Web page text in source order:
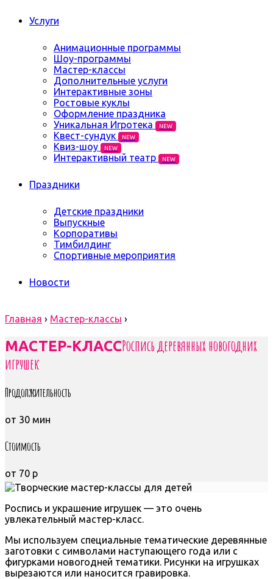
Услуги
Анимационные программы
Шоу-программы
Мастер-классы
Дополнительные услуги
Интерактивные зоны
Ростовые куклы
Оформление праздника
Уникальная Игротека
NEW
Квест-сундук NEW
Квиз-шоу NEW
Интерактивный театр NEW
Праздники
Детские праздники
Выпускные
Корпоративы
Тимбилдинг
Спортивные мероприятия
Новости
Главная › Мастер-классы ›
МАСТЕР-КЛАССРоспись деревянных новогодних
игрушек
Продолжительность
от 30 мин
Стоимость
от 70 р
Роспись и украшение игрушек — это очень
увлекательный мастер-класс.
Мы используем специальные тематические деревянные
заготовки с символами наступающего года или с
фигурками новогодней тематики. Рисунки на игрушках
вырезаются или наносится гравировка.